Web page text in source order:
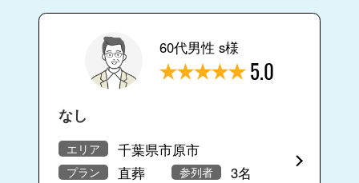
60代男性 s様
5.0
なし
エリア 千葉県市原市
プラン 直葬 参列者 3名